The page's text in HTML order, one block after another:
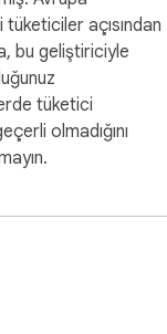
tüketiciler açısından
bu geliştiriciyle
tüketici
olmadığını